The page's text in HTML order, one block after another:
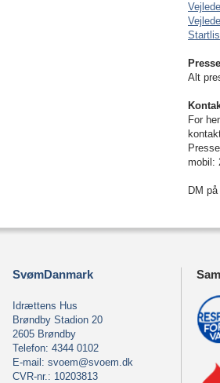
Alt
For
mobil:
DM
SvømDanmark
Idrættens Hus
Brøndby Stadion 20
2605 Brøndby
Telefon: 4344 0102
E-mail: svoem@svoem.dk
CVR-nr.: 10203813